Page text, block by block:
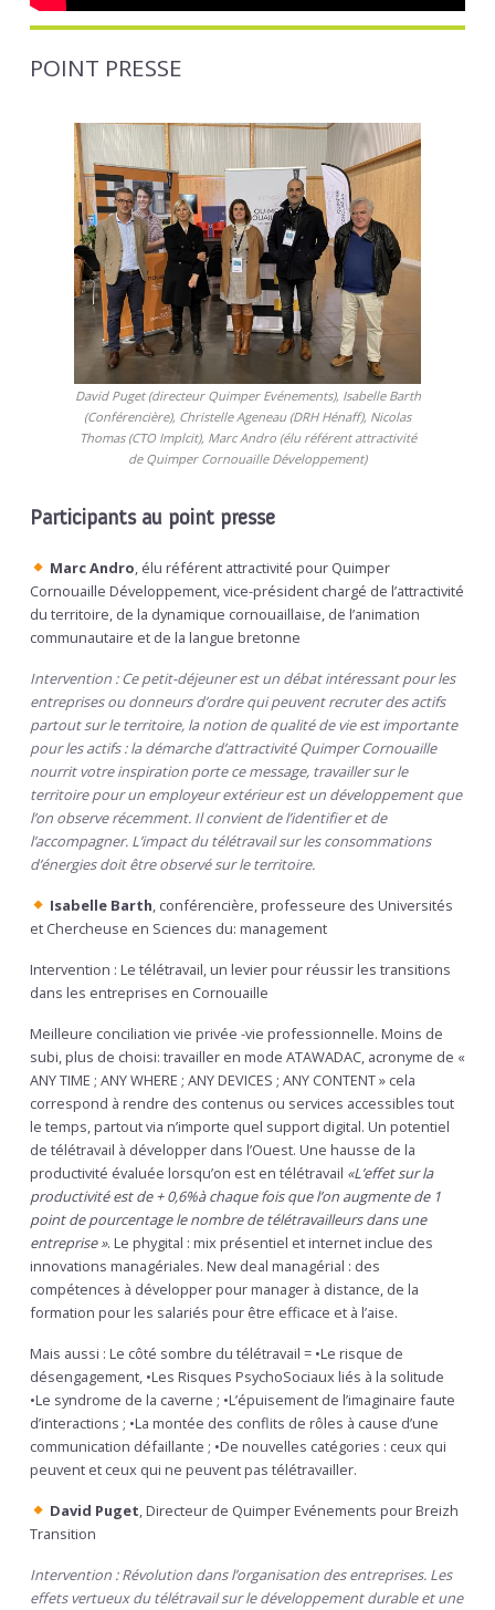
POINT PRESSE
David Puget (directeur Quimper Evénements), Isabelle Barth
(Conférencière), Christelle Ageneau (DRH Hénaff), Nicolas
Thomas (CTO Implcit), Marc Andro (élu référent attractivité
de Quimper Cornouaille Développement)
Participants au point presse
Marc Andro, élu référent attractivité pour Quimper
Cornouaille Développement, vice-président chargé de l’attractivité
du territoire, de la dynamique cornouaillaise, de l’animation
communautaire et de la langue bretonne
Intervention : Ce petit-déjeuner est un débat intéressant pour les
entreprises ou donneurs d’ordre qui peuvent recruter des actifs
partout sur le territoire, la notion de qualité de vie est importante
pour les actifs : la démarche d’attractivité Quimper Cornouaille
nourrit votre inspiration porte ce message, travailler sur le
territoire pour un employeur extérieur est un développement que
l’on observe récemment. Il convient de l’identifier et de
l’accompagner. L’impact du télétravail sur les consommations
d’énergies doit être observé sur le territoire.
Isabelle Barth, conférencière, professeure des Universités
et Chercheuse en Sciences du: management
Intervention : Le télétravail, un levier pour réussir les transitions
dans les entreprises en Cornouaille
Meilleure conciliation vie privée -vie professionnelle. Moins de
subi, plus de choisi: travailler en mode ATAWADAC, acronyme de «
ANY TIME ; ANY WHERE ; ANY DEVICES ; ANY CONTENT » cela
correspond à rendre des contenus ou services accessibles tout
le temps, partout via n’importe quel support digital. Un potentiel
de télétravail à développer dans l’Ouest. Une hausse de la
productivité évaluée lorsqu’on est en télétravail «L’effet sur la
productivité est de + 0,6%à chaque fois que l’on augmente de 1
point de pourcentage le nombre de télétravailleurs dans une
entreprise ». Le phygital : mix présentiel et internet inclue des
innovations managériales. New deal managérial : des
compétences à développer pour manager à distance, de la
formation pour les salariés pour être efficace et à l’aise.
Mais aussi : Le côté sombre du télétravail = •Le risque de
désengagement, •Les Risques PsychoSociaux liés à la solitude
•Le syndrome de la caverne ; •L’épuisement de l’imaginaire faute
d’interactions ; •La montée des conflits de rôles à cause d’une
communication défaillante ; •De nouvelles catégories : ceux qui
peuvent et ceux qui ne peuvent pas télétravailler.
David Puget, Directeur de Quimper Evénements pour Breizh
Transition
Intervention : Révolution dans l’organisation des entreprises. Les
effets vertueux du télétravail sur le développement durable et une